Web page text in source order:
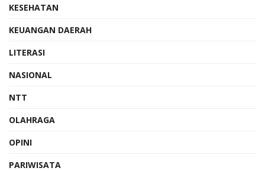
KESEHATAN
KEUANGAN DAERAH
LITERASI
NASIONAL
NTT
OLAHRAGA
OPINI
PARIWISATA